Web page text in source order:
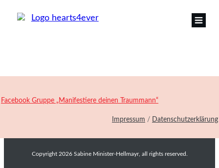
Facebook Gruppe „Manifestiere deinen Traummann“
Impressum / Datenschutzerklärung
Copyright 2026 Sabine Minister-Hellmayr, all rights reserved.